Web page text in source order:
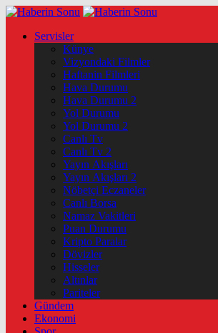
Servisler
Künye
Vizyondaki Filmler
Haftanin Filmleri
Hava Durumu
Hava Durumu 2
Yol Durumu
Yol Durumu 2
Canlı Tv
Canlı Tv 2
Yayın Akışları
Yayın Akışları 2
Nöbetçi Eczaneler
Canlı Borsa
Namaz Vakitleri
Puan Durumu
Kripto Paralar
Dövizler
Hisseler
Altınlar
Pariteler
Gündem
Ekonomi